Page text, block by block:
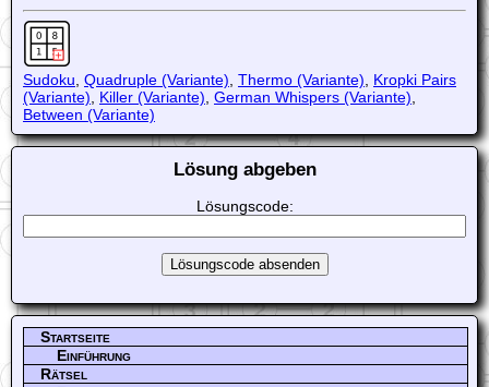
Sudoku Quadruple (Variante) Thermo (Variante)
Kropki Pairs
(Variante)
Killer (Variante) German Whispers (Variante)
Between (Variante)
Lösung abgeben
Lösungscode:
Startseite
Einführung
Rätsel